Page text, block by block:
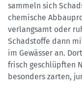
sammeln sich
chemische
verlangsamt oder
Schadstoffe dann
im Gewässer an.
frisch geschlüpften
besonders zarten,